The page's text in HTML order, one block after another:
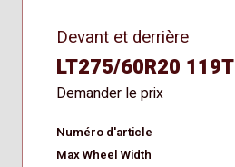
Devant et derrière
LT275/60R20 119T
Demander le prix
Numéro d'article
Max Wheel Width